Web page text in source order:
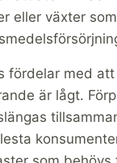
eller växter
fördelar med
är lågt.